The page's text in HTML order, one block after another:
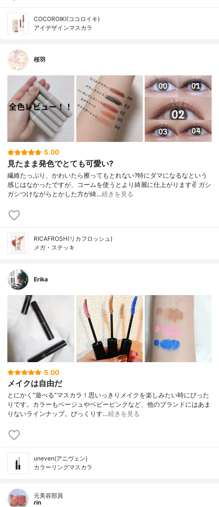
COCOROIKI(ココロイキ)
アイデザインマスカラ
桜羽
5.00
見たまま発色でとても可愛い?
繊維たっぷり、かわいたら擦ってもとれない?特にダマになるなという
感じはなかったですが、コームを使うとより綺麗に仕上がります✌️ ガシ
ガシつけながらとかした方が綺…続きを見る
RICAFROSH(リカフロッシュ)
メガ・ステッキ
Erika
5.00
メイクは自由だ
とにかく“遊べる”マスカラ！思いっきりメイクを楽しみたい時にぴった
りです。カラーもベージュやベビーピンクなど、他のブランドにはあま
りないラインナップ。びっくりす…続きを見る
uneven(アニヴェン)
カラーリングマスカラ
元美容部員
rin